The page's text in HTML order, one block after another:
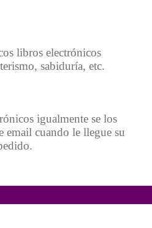
libros electrónicos
sabiduría, etc.
igualmente se los
email cuando le llegue su